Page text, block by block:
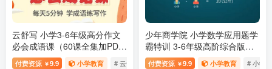
云舒写 小学3-6年级高分作文
必会成语课（60课全集加PDF
教案）百度网盘下载
付费资源 ￥9.9 小学教育 # 云舒写 # 高分作文
少年商学院 小学数学应用题学
霸特训 3-6年级高阶综合版学
习视频资源 百度网盘下载
付费资源 ￥9.9 小学教育 # 小学